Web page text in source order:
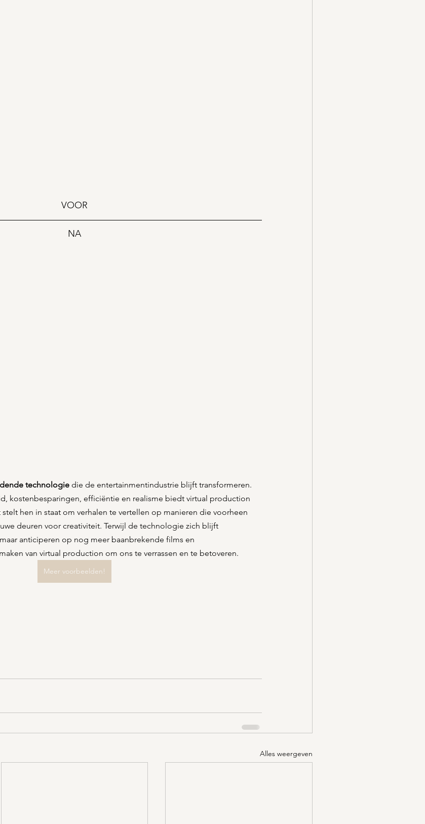
VOOR
NA
technologie die de entertainmentindustrie blijft transformeren.
kostenbesparingen, efficiëntie en realisme biedt virtual production
hen in staat om verhalen te vertellen op manieren die voorheen
deuren voor creativiteit. Terwijl de technologie zich blijft
anticiperen op nog meer baanbrekende films en
van virtual production om ons te verrassen en te betoveren.
Meer voorbeelden!
Alles weergeven